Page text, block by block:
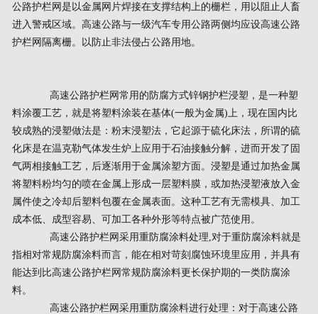
公路护栏网是以金属网片焊接在支撑结构上的栅栏，用以阻止人畜
进入警戒区域。高速公路与一级汽车专用公路两侧均应设高速公路
护栏网隔离栅。以防止非法侵占公路用地。
高速公路护栏网常用的防腐方式锌钢护栏浸塑，是一种塑
料涂覆工艺，就是将塑料涂装在基体(一般为金属)上，现在国内比
较成熟的浸塑做法是：粉末浸塑法，它起源于硫化床法，所谓的硫
化床是在温克勒气体发生炉上应用于石油接触分解，进而开发了固
气两相接触工艺，后逐渐用于金属涂塑方面。浸塑是通过加热金属
将塑料粉均匀的喷在金属上形成一层塑料膜，或加热浸塑液放入金
属件使之冷却后塑料包覆在金属表面。这种工艺有无需模具、加工
成本低、成型容易、可加工各种外形等特点被广范使用。
高速公路护栏网采用重防腐涂料处理,对于重防腐涂料就是
指相对常规防腐涂料而言，能在相对苛刻腐蚀环境里应用，并具有
能达到比高速公路护栏网常规防腐涂料更长保护期的一类防腐涂
料。
高速公路护栏网采用重防腐涂料进行处理：对于高速公路